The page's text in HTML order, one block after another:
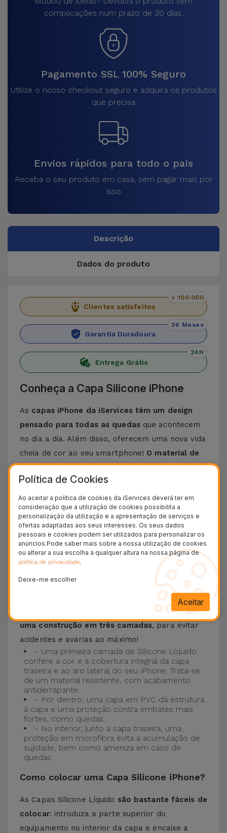
complicações num prazo de 30 dias.
Pagamento SSL 100% Seguro
Utilize o nosso checkout seguro e adquira os produtos
que precisa
Envios rápidos para todo o país
Receba o seu produto em casa, sem pagar mais por
isso
Descrição
Dados do produto
Clientes satisfeitos
+ 100.000
Garantia Duradoura
36 Meses
Entrega Grátis
24H
Conheça a Capa Silicone iPhone
As capas iPhone da iServices têm um design
pensado para todas as quedasque acontecem
no dia a dia. Além disso, oferecem uma nova vida
cheia de cor ao seu smartphone! O material de
silicone líquido permite que o telemóvel não
escorregue da mão e é resistente a riscos
Esta Capa é compatível com os modelosiPhone
15, 14, 13, 12 entre outros bem como os mais
recentes modelos da Apple, o iPhone 16e
iPhone 17.
Proteção de 3 camadas com as Capas
Capas Silicone iPhone contam com
uma construção robusta e de qualidade, com
uma construção em três camadas, para evitar
acidentes e avarias ao máximo!
- Uma primeira camada de Silicone Líquido
confere a cor e a cobertura integral da capa
traseira e ao aro lateral do seu iPhone. Trata-se
de um material resistente, com acabamento
antiderrapante.
- Por dentro, uma capa em PVC dá estrutura
à capa e uma proteção contra embates mais
fortes, como quedas.
- No interior, junto à capa traseira, uma
proteção em microfibra evita a acumulação de
sujidade, bem como ameniza em caso de
quedas.
Como colocar uma Capa Silicone iPhone?
As Capas Silicone Líquido são bastante fáceis de
colocar: introduza a parte superior do
equipamento no interior da capa e encaixe a
Política de Cookies
Ao aceitar a política de cookies da iServices deverá ter em
consideração que a utilização de cookies possibilita a
personalização da utilização e a apresentação de serviços e
ofertas adaptadas aos seus interesses. Os seus dados
pessoais e cookies podem ser utilizados para personalizar os
anúncios.Pode saber mais sobre a nossa utilização de cookies
ou alterar a sua escolha a qualquer altura na nossa página de
política de privacidade.
Deixe-me escolher
Aceitar